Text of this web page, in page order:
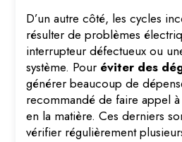
D’un autre côté, les cycles
résulter de problèmes
interrupteur défectueux ou
système. Pour éviter des
générer beaucoup de
recommandé de faire appel
en la matière. Ces derniers
vérifier régulièrement